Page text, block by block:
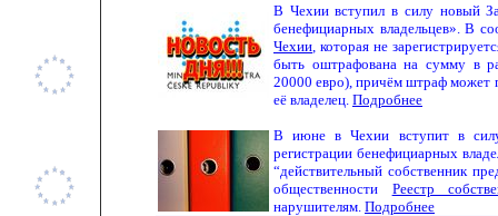
В Чехии вступил в силу новый
бенефициарных владельцев». В
Чехии , которая не
быть оштрафована на сумму в
20000 евро), причём штраф может
её владелец. Подробнее
В июне в Чехии вступит в
регистрации бенефициарных
“действительный собственник
общественности Реестр
нарушителям. Подробнее